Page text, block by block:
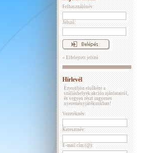
Felhasználónév:
Jelszó:
» Elfelejtett jelszó
Hírlevél
Értesüljön elsőként a
szálláshelyek akciós ajánlatairól,
és vegyen részt ingyenes
nyereményjátékunkban!
Vezetéknév:
Keresztnév:
E-mail cím (@):